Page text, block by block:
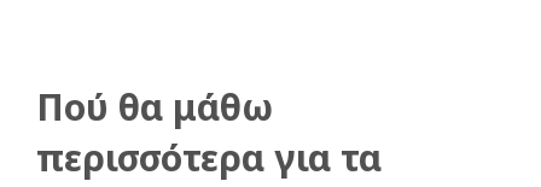
Πού θα μάθω
περισσότερα για τα